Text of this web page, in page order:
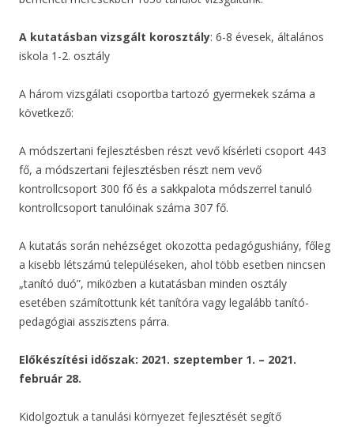
A kutatásban vizsgált korosztály: 6-8 évesek, általános
iskola 1-2. osztály
A három vizsgálati csoportba tartozó gyermekek száma a
következő:
A módszertani fejlesztésben részt vevő kísérleti csoport 443
fő, a módszertani fejlesztésben részt nem vevő
kontrollcsoport 300 fő és a sakkpalota módszerrel tanuló
kontrollcsoport tanulóinak száma 307 fő.
A kutatás során nehézséget okozotta pedagógushiány, főleg
a kisebb létszámú településeken, ahol több esetben nincsen
„tanító duó”, miközben a kutatásban minden osztály
esetében számítottunk két tanítóra vagy legalább tanító-
pedagógiai asszisztens párra.
Előkészítési időszak: 2021. szeptember 1. – 2021.
február 28.
Kidolgoztuk a tanulási környezet fejlesztését segítő